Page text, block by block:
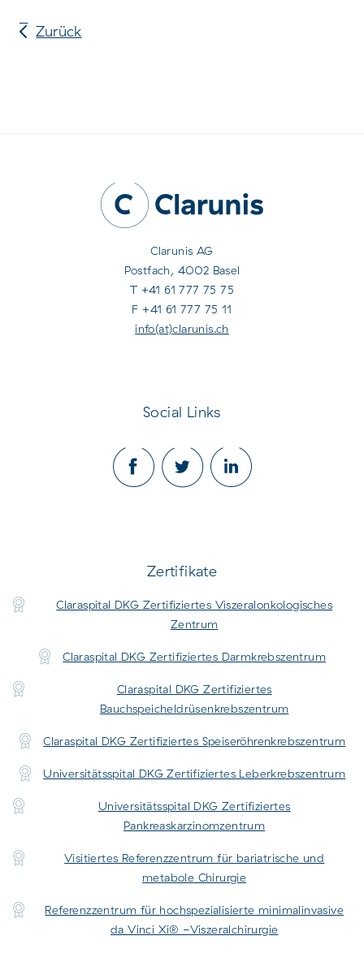
Zurück
Clarunis AG
Postfach, 4002 Basel
T +41 61 777 75 75
F +41 61 777 75 11
info(at)clarunis.ch
Social Links
Zertifikate
Claraspital DKG Zertifiziertes Viszeralonkologisches
Zentrum
Claraspital DKG Zertifiziertes Darmkrebszentrum
Claraspital DKG Zertifiziertes
Bauchspeicheldrüsenkrebszentrum
Claraspital DKG Zertifiziertes Speiseröhrenkrebszentrum
Universitätsspital DKG Zertifiziertes Leberkrebszentrum
Universitätsspital DKG Zertifiziertes
Pankreaskarzinomzentrum
Visitiertes Referenzzentrum für bariatrische und
metabole Chirurgie
Referenzzentrum für hochspezialisierte minimalinvasive
da Vinci Xi® -Viszeralchirurgie